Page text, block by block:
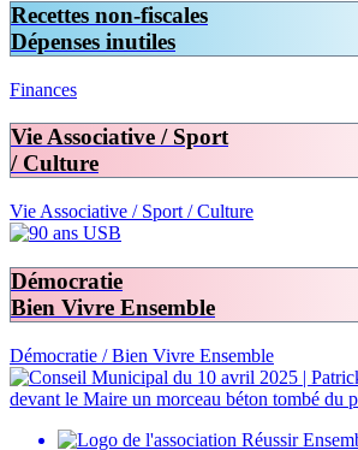
Recettes non-fiscales
Dépenses inutiles
Finances
Vie Associative / Sport
/ Culture
Vie Associative / Sport / Culture
Démocratie
Bien Vivre Ensemble
Démocratie / Bien Vivre Ensemble